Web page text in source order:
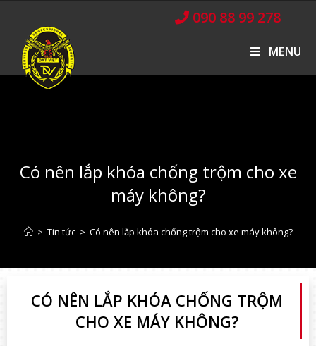
090 88 99 278
MENU
Có nên lắp khóa chống trộm cho xe
máy không?
> Tin tức > Có nên lắp khóa chống trộm cho xe máy không?
CÓ NÊN LẮP KHÓA CHỐNG TRỘM
CHO XE MÁY KHÔNG?